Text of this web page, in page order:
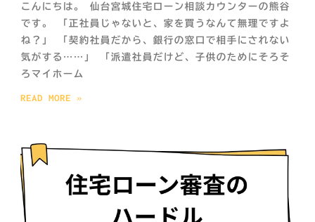
こんにちは。 仙台宮城住宅ローン相談カウンターの熊谷
です。 「正社員じゃないと、家を買うなんて無理ですよ
ね？」 「契約社員だから、銀行の窓口で相手にされない
気がする……」 「派遣社員だけど、子供のためにそろそ
ろマイホーム
READ MORE »